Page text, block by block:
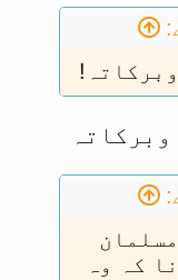
کہ وہ